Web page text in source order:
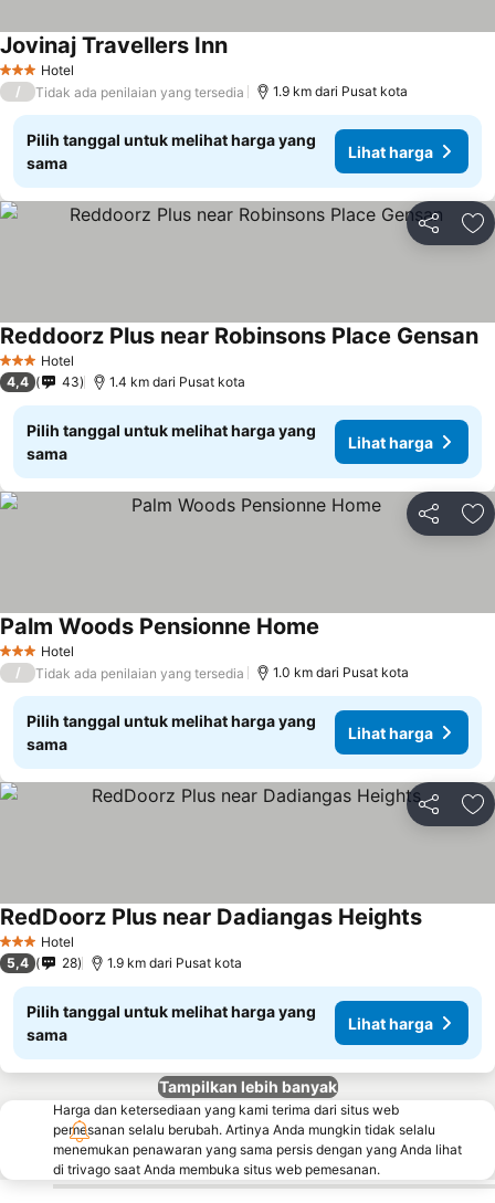
3 BintangHotel
Jovinaj Travellers Inn
/ Tidak ada penilaian yang tersedia 1.9 km dari Pusat kota
Pilih tanggal untuk melihat harga yang
sama
Lihat harga
Bagikan
3 BintangHotel
Reddoorz Plus near Robinsons Place Gensan
4,4 43 1.4 km dari Pusat kota
Pilih tanggal untuk melihat harga yang
sama
Lihat harga
Bagikan
3 BintangHotel
Palm Woods Pensionne Home
/ Tidak ada penilaian yang tersedia 1.0 km dari Pusat kota
Pilih tanggal untuk melihat harga yang
sama
Lihat harga
Bagikan
3 BintangHotel
RedDoorz Plus near Dadiangas Heights
5,4 28 1.9 km dari Pusat kota
Pilih tanggal untuk melihat harga yang
sama
Lihat harga
Tampilkan lebih banyak
Harga dan ketersediaan yang kami terima dari situs web
pemesanan selalu berubah. Artinya Anda mungkin tidak selalu
menemukan penawaran yang sama persis dengan yang Anda lihat
di trivago saat Anda membuka situs web pemesanan.